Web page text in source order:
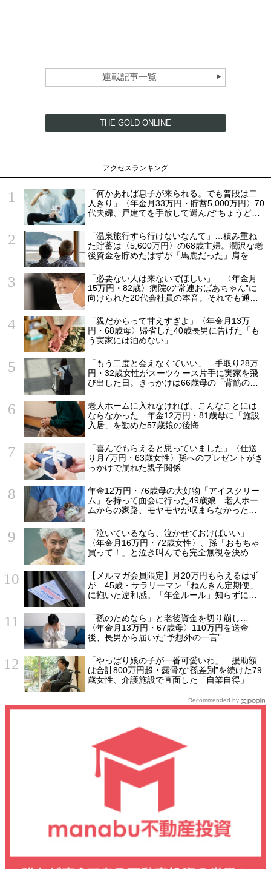
連載記事一覧
THE GOLD ONLINE
アクセスランキング
「何かあれば息子が来られる。でも普段は二
人きり」〈年金月33万円・貯蓄5,000万円〉70
代夫婦、戸建てを手放して選んだ“ちょうどい
「温泉旅行すら行けないなんて」…積み重ね
た貯蓄は〈5,600万円〉の68歳主婦。潤沢な老
後資金を貯めたはずが「馬鹿だった」肩を落
「必要ない人は来ないでほしい」…〈年金月
15万円・82歳〉病院の“常連おばあちゃん”に
向けられた20代会社員の本音。それでも通い
「親だからって甘えすぎよ」〈年金月13万
円・68歳母〉帰省した40歳長男に告げた「も
う実家には泊めない」
「もう二度と会えなくていい」…手取り28万
円・32歳女性がスーツケース片手に実家を飛
び出した日。きっかけは66歳母の「背筋の凍
老人ホームに入れなければ、こんなことには
ならなかった…年金12万円・81歳母に「施設
入居」を勧めた57歳娘の後悔
「喜んでもらえると思っていました」〈仕送
り月7万円・63歳女性〉孫へのプレゼントがき
っかけで崩れた親子関係
年金12万円・76歳母の大好物「アイスクリー
ム」を持って面会に行った49歳娘…老人ホー
ムからの家路、モヤモヤが収まらなかったワ
「泣いているなら、泣かせておけばいい」
〈年金月16万円・72歳女性〉、孫「おもちゃ
買って！」と泣き叫んでも完全無視を決め込
【メルマガ会員限定】月20万円もらえるはず
が…45歳・サラリーマン「ねんきん定期便」
に抱いた違和感。「年金ルール」知らずにそ
額に唖然「何かの間違いでは？」
「孫のためなら」と老後資金を切り崩し…
〈年金月13万円・67歳母〉110万円を送金
後、長男から届いた“予想外の一言”
「やっぱり娘の子が一番可愛いわ」…援助額
は合計800万円超・露骨な“孫差別”を続けた79
歳女性、介護施設で直面した「自業自得」
Recommended by